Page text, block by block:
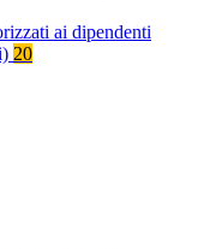
ai dipendenti
20